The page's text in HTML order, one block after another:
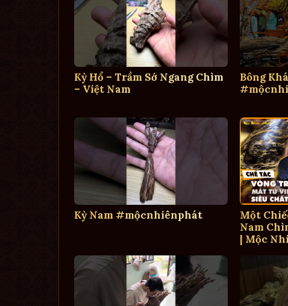
Kỳ Hổ – Trầm Sớ Ngang Chìm
– Việt Nam
Bông
Kỳ Nam #mộcnhiênphát
Một
Nam
| Mộc